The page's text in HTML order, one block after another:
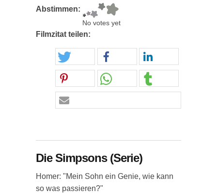
Abstimmen:
No votes yet
Filmzitat teilen:
Die Simpsons (Serie)
Homer: "Mein Sohn ein Genie, wie kann
so was passieren?"